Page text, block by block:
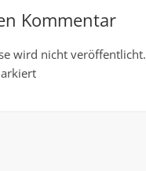
Kommentar
wird nicht veröffentlicht.